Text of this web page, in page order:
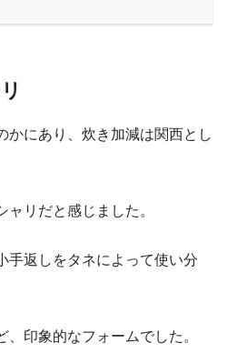
かにあり、炊き加減は関西とし
リだと感じました。
手返しをタネによって使い分
印象的なフォームでした。